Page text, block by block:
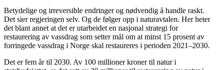
Betydelige og irreversible endringer og nødvendig å handle raskt.
Det sier regjeringen selv. Og de følger opp i naturavtalen. Her heter
det blant annet at det er utarbeidet en nasjonal strategi for
restaurering av vassdrag som setter mål om at minst 15 prosent av
forringede vassdrag i Norge skal restaureres i perioden 2021–2030.
Det er fem år til 2030. Av 100 millioner kroner til natur i